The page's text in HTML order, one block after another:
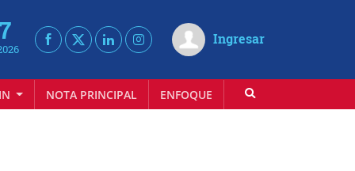
Ingresar
NOTA PRINCIPAL ENFOQUE INFOVINO